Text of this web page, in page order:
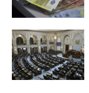
Rețea
Contact